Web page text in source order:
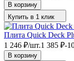
В корзину
Купить в 1 клик
Плита Quick Deck
1 246 ₽/шт.1 385 ₽-
В корзину